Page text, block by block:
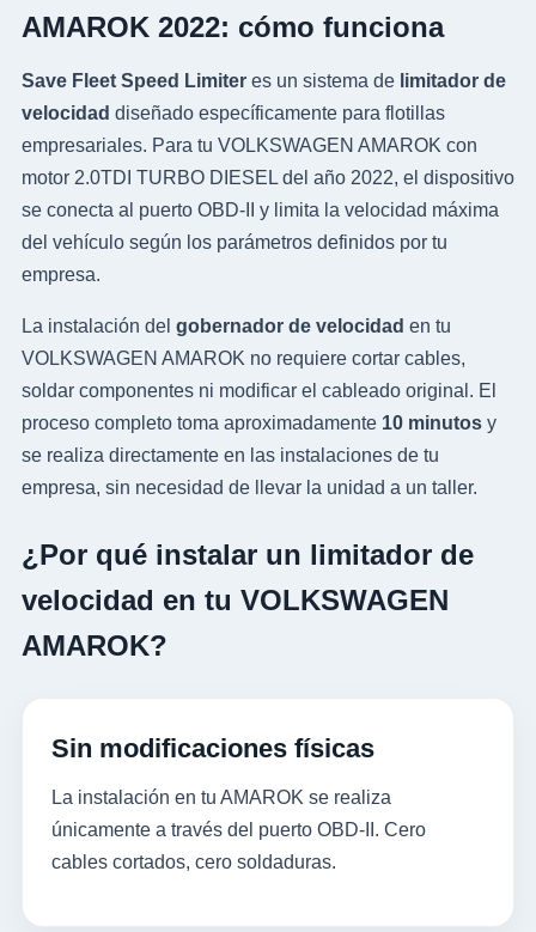
AMAROK 2022: cómo funciona
Save Fleet Speed Limiteres un sistema de limitador de
velocidad diseñado específicamente para flotillas
empresariales. Para tu VOLKSWAGEN AMAROK con
motor 2.0TDI TURBO DIESEL del año 2022, el dispositivo
se conecta al puerto OBD-II y limita la velocidad máxima
del vehículo según los parámetros definidos por tu
empresa.
La instalación del gobernador de velocidad en tu
VOLKSWAGEN AMAROK no requiere cortar cables,
soldar componentes ni modificar el cableado original. El
proceso completo toma aproximadamente 10 minutosy
se realiza directamente en las instalaciones de tu
empresa, sin necesidad de llevar la unidad a un taller.
¿Por qué instalar un limitador de
velocidad en tu VOLKSWAGEN
AMAROK?
Sin modificaciones físicas
La instalación en tu AMAROK se realiza
únicamente a través del puerto OBD-II. Cero
cables cortados, cero soldaduras.